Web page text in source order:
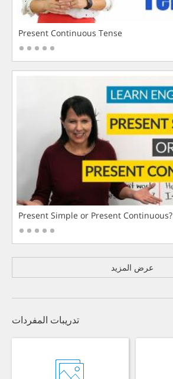
Present Continuous Tense
Present Simple or Present Continuous?
عرض المزيد
تدريبات المفردات